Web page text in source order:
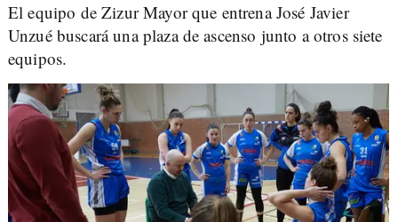
El equipo de Zizur Mayor que entrena José Javier
Unzué buscará una plaza de ascenso junto a otros siete
equipos.